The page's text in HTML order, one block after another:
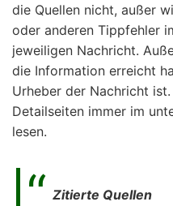
die Quellen nicht, außer
oder anderen Tippfehler
jeweiligen Nachricht.
die Information erreicht
Urheber der Nachricht
Detailseiten immer im
lesen.
Zitierte Quellen